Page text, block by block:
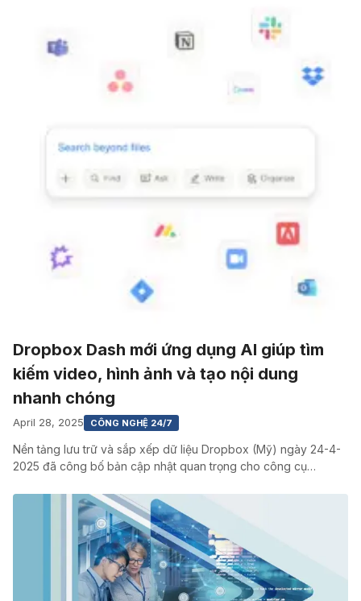
Dropbox Dash mới ứng dụng AI giúp tìm
kiếm video, hình ảnh và tạo nội dung
nhanh chóng
April 28, 2025 CÔNG NGHỆ 24/7
Nền tảng lưu trữ và sắp xếp dữ liệu Dropbox (Mỹ) ngày 24-4-
2025 đã công bố bản cập nhật quan trọng cho công cụ…